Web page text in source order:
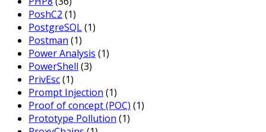
PoshC2 (1)
PostgreSQL(1)
Postman (1)
Power Analysis (1)
PowerShell (3)
PrivEsc(1)
Prompt Injection (1)
Proof of concept (POC) (1)
Prototype Pollution (1)